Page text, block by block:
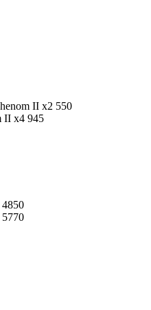
II x2 550
II x4 945